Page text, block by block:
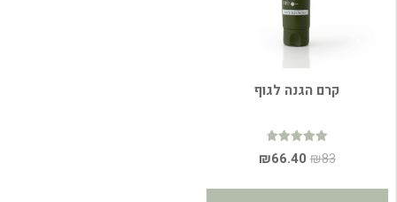
קרם הגנה לגוף
דורג
4.84 ₪83
המחיר ₪66.40